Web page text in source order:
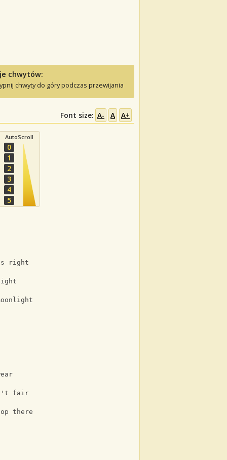
chwytów:
chwyty do góry podczas przewijania
Font size: A- A A+
AutoScroll
0
1
2
3
4
5
right
fair
there